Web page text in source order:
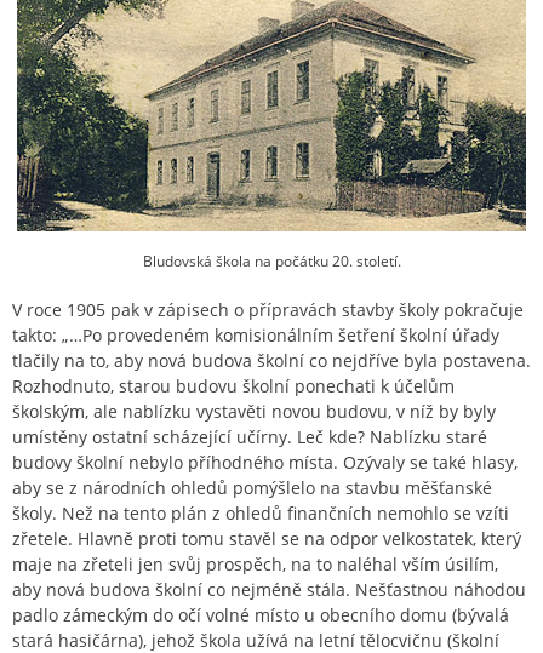
Bludovská škola na počátku 20. století.
V roce 1905 pak v zápisech o přípravách stavby školy pokračuje
takto: „…Po provedeném komisionálním šetření školní úřady
tlačily na to, aby nová budova školní co nejdříve byla postavena.
Rozhodnuto, starou budovu školní ponechati k účelům
školským, ale nablízku vystavěti novou budovu, v níž by byly
umístěny ostatní scházející učírny. Leč kde? Nablízku staré
budovy školní nebylo příhodného místa. Ozývaly se také hlasy,
aby se z národních ohledů pomýšlelo na stavbu měšťanské
školy. Než na tento plán z ohledů finančních nemohlo se vzíti
zřetele. Hlavně proti tomu stavěl se na odpor velkostatek, který
maje na zřeteli jen svůj prospěch, na to naléhal vším úsilím,
aby nová budova školní co nejméně stála. Nešťastnou náhodou
padlo zámeckým do očí volné místo u obecního domu (bývalá
stará hasičárna), jehož škola užívá na letní tělocvičnu (školní